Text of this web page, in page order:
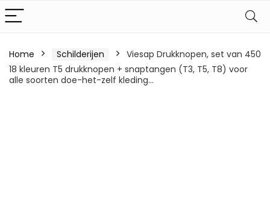
Home Schilderijen
Viesap Drukknopen, set van 450
18 kleuren T5 drukknopen + snaptangen (T3, T5, T8) voor
alle soorten doe-het-zelf kleding…